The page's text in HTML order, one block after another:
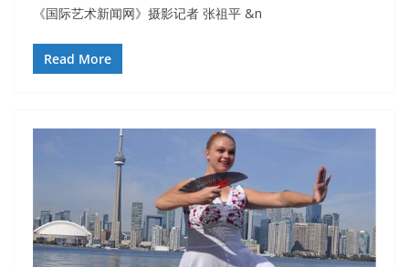
《国际艺术新闻网》摄影记者 张祖平 &n
Read More